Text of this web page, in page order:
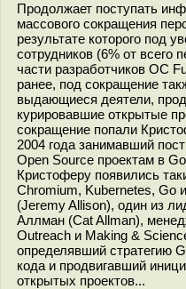
Продолжает поступать
массового сокращения
результате которого под
сотрудников (6% от всего
части разработчиков ОС
ранее, под сокращение
выдающиеся деятели,
курировавшие открытые
сокращение попали
2004 года занимавший
Open Source проектам в
Кристоферу появились
Chromium, Kubernetes, Go
(Jeremy Allison), один из
Аллман (Cat Allman),
Outreach и Making &
определявший стратегию
кода и продвигавший
открытых проектов...